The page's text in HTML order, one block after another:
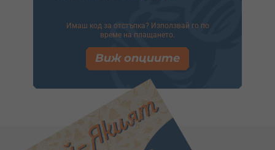
Имаш код за отстъпка? Използвай го по
време на плащането.
Виж опциите